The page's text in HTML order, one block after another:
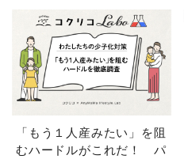
「もう１人産みたい」を阻
むハードルがこれだ！ パ